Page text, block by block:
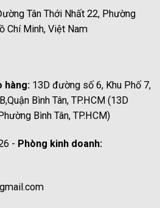
Tân Thới Nhất 22, Phường
Chí Minh, Việt Nam
hàng: 13D đường số 6, Khu Phố 7,
Bình Tân, TP.HCM (13D
Bình Tân, TP.HCM)
- Phòng kinh doanh: